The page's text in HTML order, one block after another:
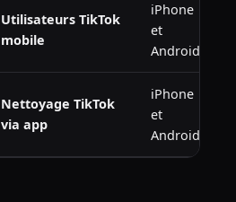
Utilisateurs TikTok
mobile
iPhone
et
Android
Nettoyage TikTok
via app
iPhone
et
Android